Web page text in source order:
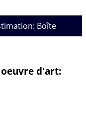
Boîte
d'art: